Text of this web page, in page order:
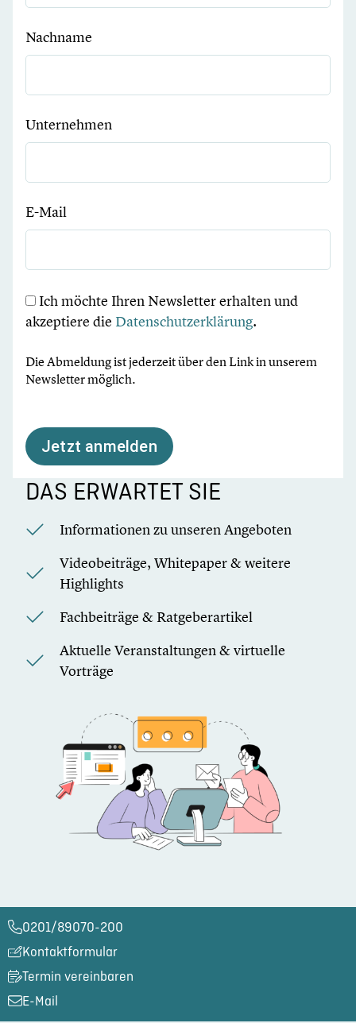
Nachname
Unternehmen
E-Mail
Ich möchte Ihren Newsletter erhalten und
akzeptiere die Datenschutzerklärung.
Die Abmeldung ist jederzeit über den Link in unserem
Newsletter möglich.
Jetzt anmelden
DAS ERWARTET SIE
Informationen zu unseren Angeboten
Videobeiträge, Whitepaper & weitere
Highlights
Fachbeiträge & Ratgeberartikel
Aktuelle Veranstaltungen & virtuelle
Vorträge
0201/89070-200​
Kontaktformular
Termin vereinbaren
E-Mail